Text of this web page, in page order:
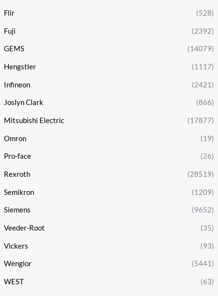
Flir (528)
Fuji (2392)
GEMS (14079)
Hengstler (1117)
Infineon (2421)
Joslyn Clark (866)
Mitsubishi Electric (17877)
Omron (19)
Pro-face (26)
Rexroth (28519)
Semikron (1209)
Siemens (9652)
Veeder-Root (35)
Vickers (93)
Wenglor (5441)
WEST (63)